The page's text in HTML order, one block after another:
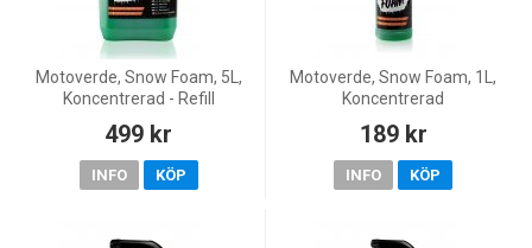
Motoverde, Snow Foam, 5L,
Koncentrerad - Refill
499 kr
INFO KÖP
Motoverde, Snow Foam, 1L,
Koncentrerad
189 kr
INFO KÖP